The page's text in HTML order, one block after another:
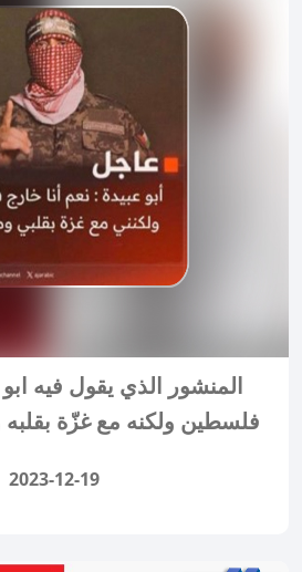
المنشور الذي يقول فيه
فلسطين ولكنه مع غزّة
2023-12-19